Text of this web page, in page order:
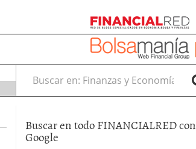
Buscar en:
Buscar en todo FINANCIALRED con
Google